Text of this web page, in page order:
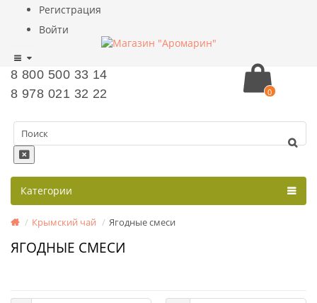
Регистрация
Войти
8 800 500 33 14
8 978 021 32 22
0
Категории
Крымский чай Ягодные смеси
ЯГОДНЫЕ СМЕСИ